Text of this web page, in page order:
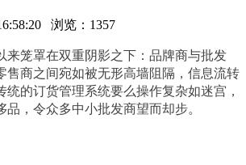
浏览：1357
来笼罩在双重阴影之下：品牌商与批发
售商之间宛如被无形高墙阻隔，信息流转
统的订货管理系统要么操作复杂如迷宫，
，令众多中小批发商望而却步。